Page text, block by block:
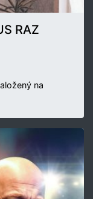
RAZ
na